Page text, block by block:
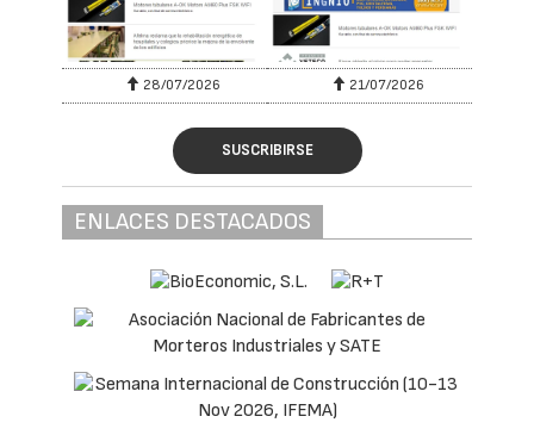
28/07/2026 21/07/2026
SUSCRIBIRSE
ENLACES DESTACADOS